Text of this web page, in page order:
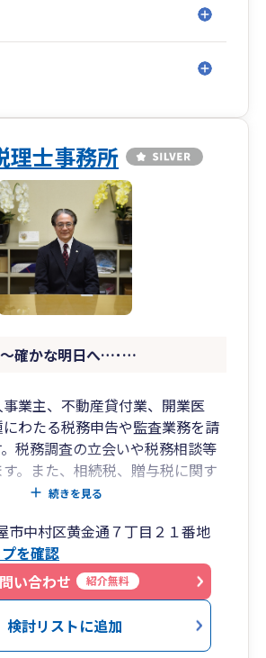
理士事務所
確かな明日へ…･…
業主、不動産貸付業、開業医
わたる税務申告や監査業務を請
税務調査の立会いや税務相談等
。また、相続税、贈与税に関す
対応しています。
続きを見る
市中村区黄金通７丁目２１番地
を確認
い合わせ
紹介無料
検討リストに追加